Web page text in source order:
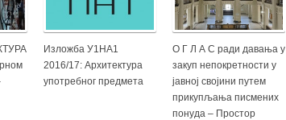
Изложба У1НА1
2016/17: Архитектура
употребног предмета
О Г Л А С ради давања у
закуп непокретности у
јавној својини путем
прикупљања писмених
понуда – Простор